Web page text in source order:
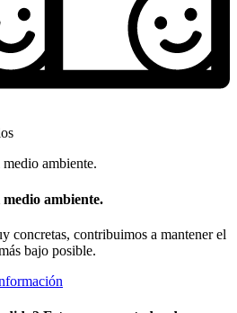
ambiente.
concretas, contribuimos a mantener el
bajo posible.